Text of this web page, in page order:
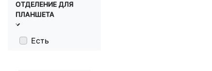
ОТДЕЛЕНИЕ ДЛЯ
ПЛАНШЕТА
Есть